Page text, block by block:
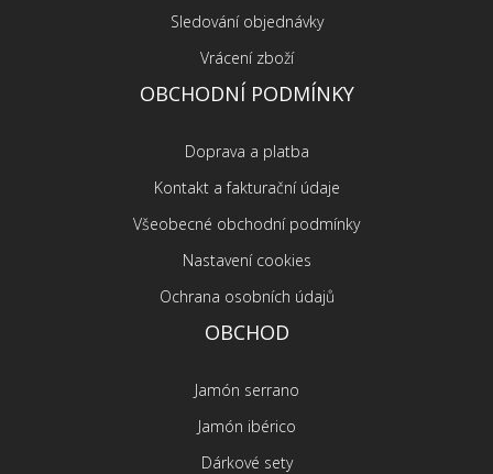
Sledování objednávky
Vrácení zboží
OBCHODNÍ PODMÍNKY
Doprava a platba
Kontakt a fakturační údaje
Všeobecné obchodní podmínky
Nastavení cookies
Ochrana osobních údajů
OBCHOD
Jamón serrano
Jamón ibérico
Dárkové sety